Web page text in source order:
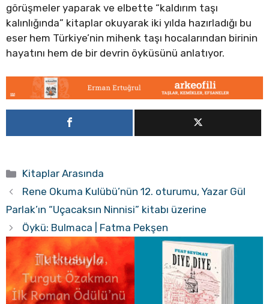
görüşmeler yaparak ve elbette “kaldırım taşı
kalınlığında” kitaplar okuyarak iki yılda hazırladığı bu
eser hem Türkiye’nin mihenk taşı hocalarından birinin
hayatını hem de bir devrin öyküsünü anlatıyor.
Kategoriler
Kitaplar Arasında
Rene Okuma Kulübü’nün 12. oturumu, Yazar Gül
Parlak’ın “Uçacaksın Ninnisi” kitabı üzerine
Öykü: Bulmaca | Fatma Pekşen